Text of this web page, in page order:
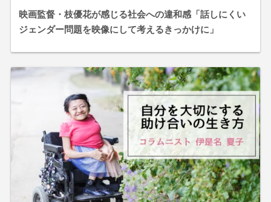
映画監督・枝優花が感じる社会への違和感「話しにくい
ジェンダー問題を映像にして考えるきっかけに」